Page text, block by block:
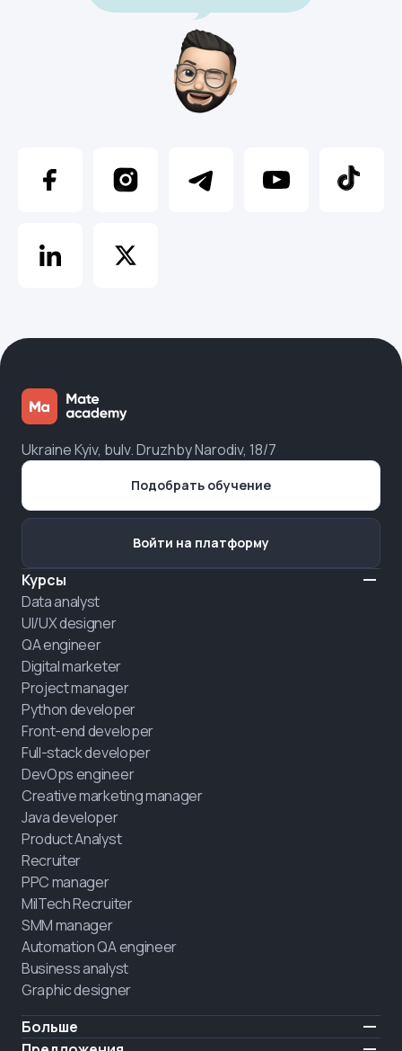
Ukraine Kyiv, bulv. Druzhby Narodiv, 18/7
Курсы
Data analyst
UI/UX designer
QA engineer
Digital marketer
Project manager
Python developer
Front-end developer
Full-stack developer
DevOps engineer
Creative marketing manager
Java developer
Product Analyst
Recruiter
PPC manager
MilTech Recruiter
SMM manager
Automation QA engineer
Business analyst
Graphic designer
Больше
Подобрать обучение
Войти на платформу